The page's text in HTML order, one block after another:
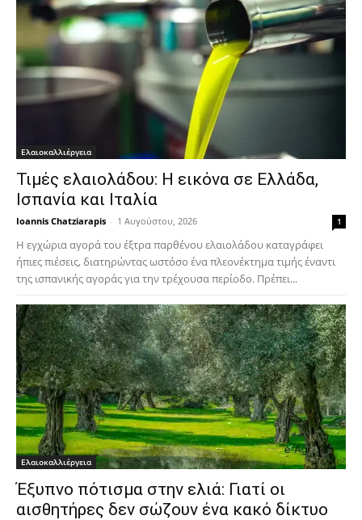
Ελαιοκαλλιέργεια
Τιμές ελαιολάδου: Η εικόνα σε Ελλάδα,
Ισπανία και Ιταλία
Ioannis Chatziarapis - 1 Αυγούστου, 2026 1
Η εγχώρια αγορά του έξτρα παρθένου ελαιολάδου καταγράφει
ήπιες πιέσεις, διατηρώντας ωστόσο ένα πλεονέκτημα τιμής έναντι
της ισπανικής αγοράς για την τρέχουσα περίοδο. Πρέπει...
Ελαιοκαλλιέργεια
Έξυπνο πότισμα στην ελιά: Γιατί οι
αισθητήρες δεν σώζουν ένα κακό δίκτυο